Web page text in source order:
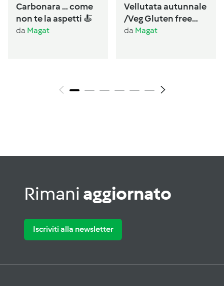
Carbonara … come
non te la aspetti 🍝
da Magat
Vellutata autunnale
/Veg Gluten free
Lactos free
da Magat
Rimani aggiornato
Iscriviti alla newsletter